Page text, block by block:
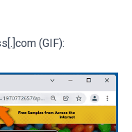
(GIF):